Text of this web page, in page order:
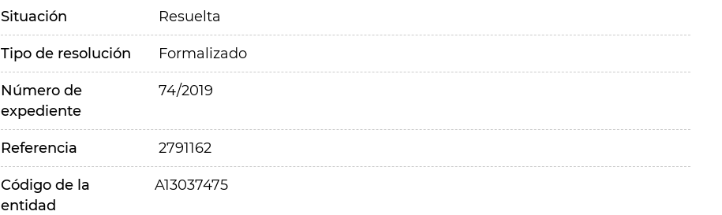
Situación Resuelta
Tipo de resolución Formalizado
Número de
expediente
74/2019
Referencia 2791162
Código de la
entidad
A13037475